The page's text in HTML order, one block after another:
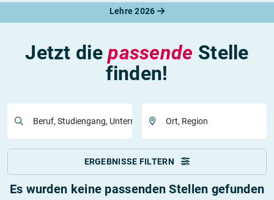
Lehre 2026
Jetzt diepassende Stelle
finden!
Beruf, Studiengang, Unternehmen Ort, Region
ERGEBNISSE FILTERN
Es wurden keine passenden Stellen gefunden